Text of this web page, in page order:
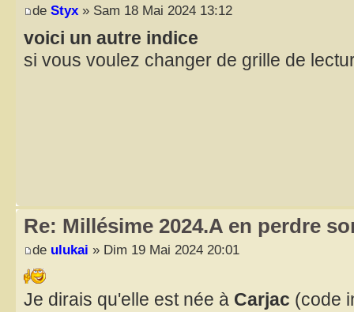
de Styx » Sam 18 Mai 2024 13:12
voici un autre indice
si vous voulez changer de grille de
Re: Millésime 2024.A en perdre
de ulukai » Dim 19 Mai 2024 20:01
Je dirais qu'elle est née à Carjac (code